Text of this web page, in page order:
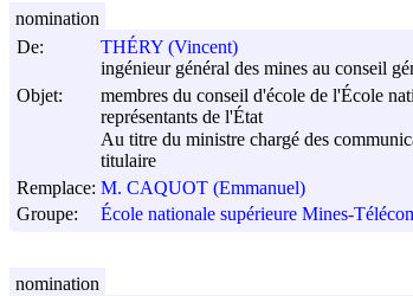
De:
THÉRY (Vincent)
ingénieur général des mines au conseil
Objet:
membres du conseil d'école de l'École
représentants de l'État
Au titre du ministre chargé des
titulaire
Remplace: M. CAQUOT (Emmanuel)
Groupe:
École nationale supérieure Mines-
nomination
nomination